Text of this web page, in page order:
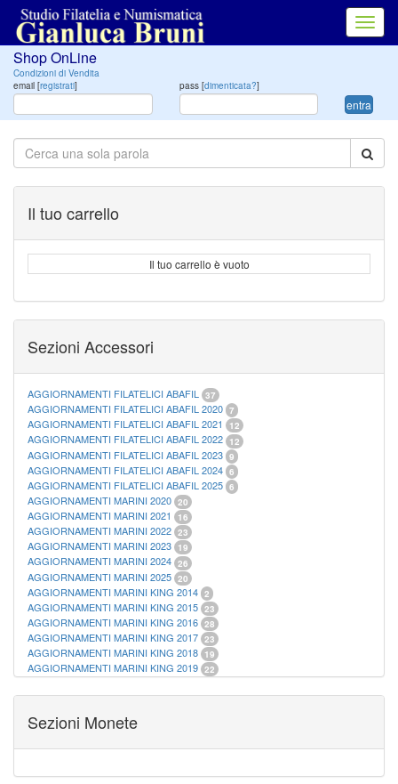
Shop OnLine
Condizioni di Vendita
email [registrati] pass [dimenticata?]
entra
Il tuo carrello
Il tuo carrello è vuoto
Sezioni Accessori
AGGIORNAMENTI FILATELICI ABAFIL 37
AGGIORNAMENTI FILATELICI ABAFIL 2020 7
AGGIORNAMENTI FILATELICI ABAFIL 2021 12
AGGIORNAMENTI FILATELICI ABAFIL 2022 12
AGGIORNAMENTI FILATELICI ABAFIL 2023 9
AGGIORNAMENTI FILATELICI ABAFIL 2024 6
AGGIORNAMENTI FILATELICI ABAFIL 2025 6
AGGIORNAMENTI MARINI 2020 20
AGGIORNAMENTI MARINI 2021 16
AGGIORNAMENTI MARINI 2022 23
AGGIORNAMENTI MARINI 2023 19
AGGIORNAMENTI MARINI 2024 26
AGGIORNAMENTI MARINI 2025 20
AGGIORNAMENTI MARINI KING 2014 2
AGGIORNAMENTI MARINI KING 2015 23
AGGIORNAMENTI MARINI KING 2016 28
AGGIORNAMENTI MARINI KING 2017 23
AGGIORNAMENTI MARINI KING 2018 19
AGGIORNAMENTI MARINI KING 2019 22
ALBUM PER CARTAMONETA 1
CARTELLE FILATELICHE MARINI
21
FOGLI FILATELICI VATICANO 37
Sezioni Monete